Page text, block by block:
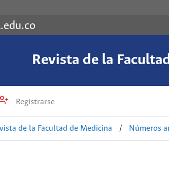
Revista de la
Registrarse
de la Facultad de Medicina / Números